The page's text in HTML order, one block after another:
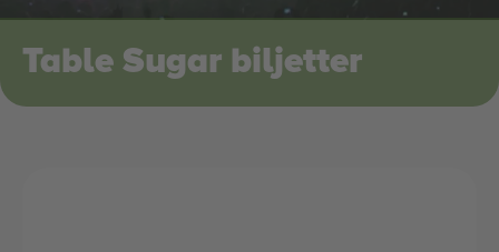
Table Sugar biljetter